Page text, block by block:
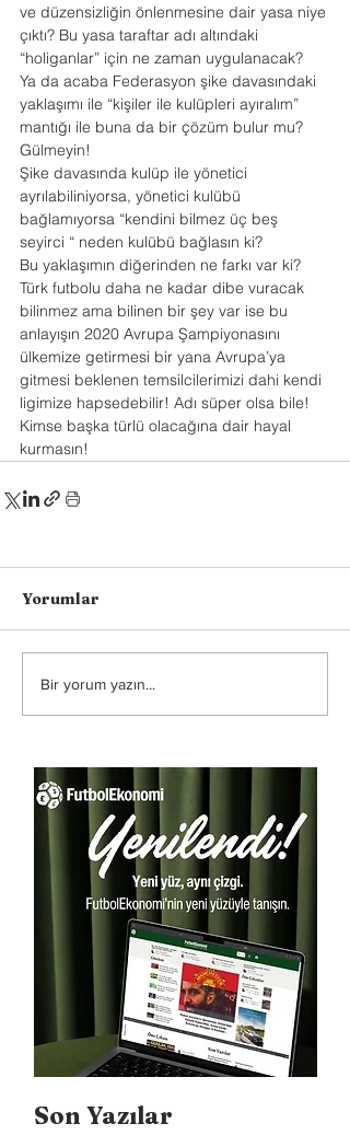
ve düzensizliğin önlenmesine dair yasa niye
çıktı? Bu yasa taraftar adı altındaki
“holiganlar” için ne zaman uygulanacak?
Ya da acaba Federasyon şike davasındaki
yaklaşımı ile “kişiler ile kulüpleri ayıralım”
mantığı ile buna da bir çözüm bulur mu?
Gülmeyin!
Şike davasında kulüp ile yönetici
ayrılabiliniyorsa, yönetici kulübü
bağlamıyorsa “kendini bilmez üç beş
seyirci “ neden kulübü bağlasın ki?
Bu yaklaşımın diğerinden ne farkı var ki?
Türk futbolu daha ne kadar dibe vuracak
bilinmez ama bilinen bir şey var ise bu
anlayışın 2020 Avrupa Şampiyonasını
ülkemize getirmesi bir yana Avrupa’ya
gitmesi beklenen temsilcilerimizi dahi kendi
ligimize hapsedebilir! Adı süper olsa bile!
Kimse başka türlü olacağına dair hayal
kurmasın!
Yorumlar
Bir yorum yazın...
Son Yazılar